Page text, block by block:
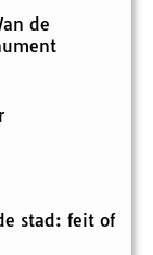
de
stad: feit of